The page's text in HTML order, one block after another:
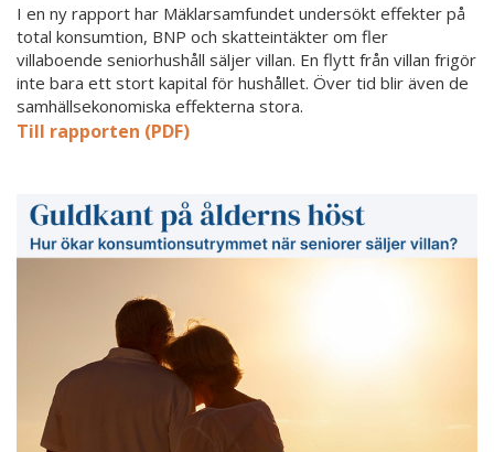
I en ny rapport har Mäklarsamfundet undersökt effekter på
total konsumtion, BNP och skatteintäkter om fler
villaboende seniorhushåll säljer villan. En flytt från villan frigör
inte bara ett stort kapital för hushållet. Över tid blir även de
samhällsekonomiska effekterna stora.
Till rapporten (PDF)
påverkas
seniorers
ekonomi